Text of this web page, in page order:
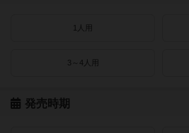
1人用
3～4人用
発売時期